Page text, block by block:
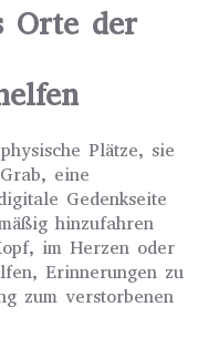
Orte der
Plätze, sie
eine
Gedenkseite
hinzufahren
im Herzen oder
Erinnerungen zu
zum verstorbenen